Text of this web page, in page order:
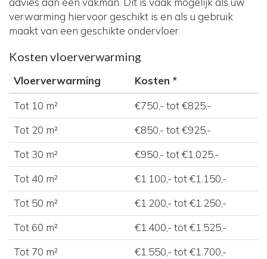
verwarming hiervoor geschikt is en als u gebruik
maakt van een geschikte ondervloer.
Kosten vloerverwarming
Vloerverwarming
Kosten *
Tot 10 m²
€750,- tot €825,-
Tot 20 m²
€850,- tot €925,-
Tot 30 m²
€950,- tot €1.025,-
Tot 40 m²
€1.100,- tot €1.150,-
Tot 50 m²
€1.200,- tot €1.250,-
Tot 60 m²
€1.400,- tot €1.525,-
Tot 70 m²
€1.550,- tot €1.700,-